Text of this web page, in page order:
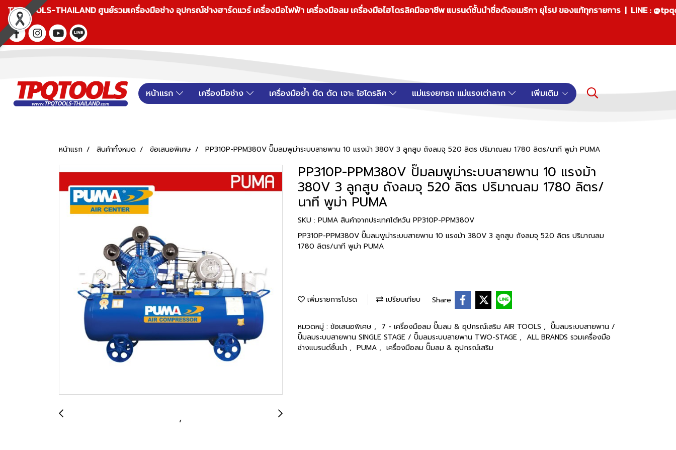
TPQTOOLS-THAILAND ศูนย์รวมเครื่องมือช่าง อุปกรณ์ช่างฮาร์ดแวร์ เครื่องมือไฟฟ้า เครื่องมือลม เครื่องมือไฮโดรลิคมืออาชีพ แบรนด์ชั้นนำชื่อดังอเมริกา ยุโรป ของแท้ทุกรายการ | LINE :
หน้าแรก เครื่องมือช่าง เครื่องมือย้ำ ตัด ดัด เจาะ ไฮโดรลิค แม่แรงยกรถ แม่แรงเต่าลาก เพิ่มเติม
หน้าแรก สินค้าทั้งหมด ข้อเสนอพิเศษ PP310P-PPM380V ปั๊มลมพูม่าระบบสายพาน 10 แรงม้า 380V 3 ลูกสูบ ถังลมจุ 520 ลิตร ปริมาณลม 1780 ลิตร/นาที พูม่า PUMA
PP310P-PPM380V ปั๊มลมพูม่าระบบสายพาน 10 แรงม้า
380V 3 ลูกสูบ ถังลมจุ 520 ลิตร ปริมาณลม 1780 ลิตร/
นาที พูม่า PUMA
SKU : PUMA สินค้าจากประเทศไต้หวัน PP310P-PPM380V
PP310P-PPM380V ปั๊มลมพูม่าระบบสายพาน 10 แรงม้า 380V 3 ลูกสูบ ถังลมจุ 520 ลิตร ปริมาณลม
1780 ลิตร/นาที พูม่า PUMA
เพิ่มรายการโปรด เปรียบเทียบ Share
หมวดหมู่ : ข้อเสนอพิเศษ , 7 - เครื่องมือลม ปั๊มลม & อุปกรณ์เสริม AIR TOOLS , ปั๊มลมระบบสายพาน /
ปั๊มลมระบบสายพาน SINGLE STAGE / ปั๊มลมระบบสายพาน TWO-STAGE , ALL BRANDS รวมเครื่องมือ
ช่างแบรนด์ชั้นนำ , PUMA , เครื่องมือลม ปั๊มลม & อุปกรณ์เสริม